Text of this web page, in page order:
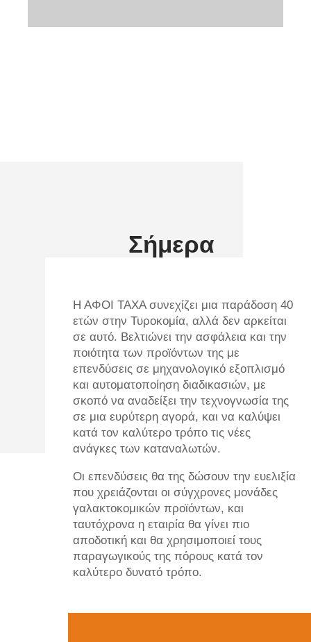
Σήμερα
Η ΑΦΟΙ ΤΑΧΑ συνεχίζει μια παράδοση 40
ετών στην Τυροκομία, αλλά δεν αρκείται
σε αυτό. Βελτιώνει την ασφάλεια και την
ποιότητα των προϊόντων της με
επενδύσεις σε μηχανολογικό εξοπλισμό
και αυτοματοποίηση διαδικασιών, με
σκοπό να αναδείξει την τεχνογνωσία της
σε μια ευρύτερη αγορά, και να καλύψει
κατά τον καλύτερο τρόπο τις νέες
ανάγκες των καταναλωτών.
Οι επενδύσεις θα της δώσουν την ευελιξία
που χρειάζονται οι σύγχρονες μονάδες
γαλακτοκομικών προϊόντων, και
ταυτόχρονα η εταιρία θα γίνει πιο
αποδοτική και θα χρησιμοποιεί τους
παραγωγικούς της πόρους κατά τον
καλύτερο δυνατό τρόπο.